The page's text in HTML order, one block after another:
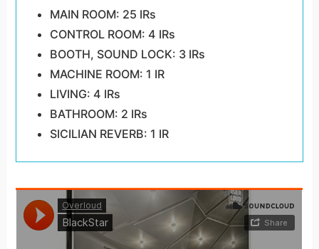
MAIN ROOM: 25 IRs
CONTROL ROOM: 4 IRs
BOOTH, SOUND LOCK: 3 IRs
MACHINE ROOM: 1 IR
LIVING: 4 IRs
BATHROOM: 2 IRs
SICILIAN REVERB: 1 IR